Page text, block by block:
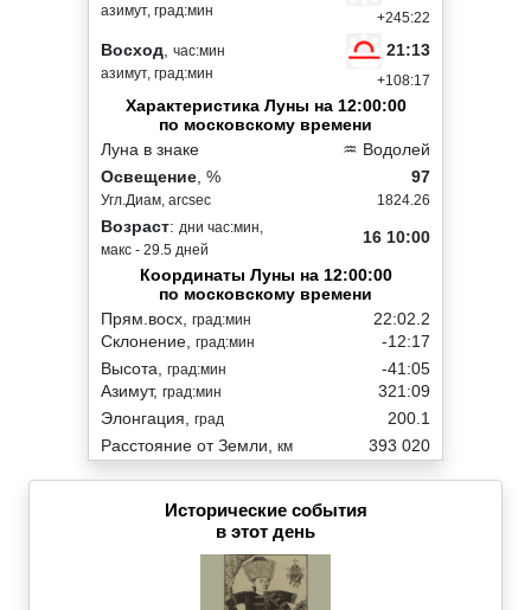
азимут, град:мин
+245:22
Восход час:мин
азимут, град:мин
21:13
+108:17
Характеристика Луны на 12:00:00
по московскому времени
Луна в знаке
♒ Водолей
Освещение , %
Угл.Диам, arcsec
97
1824.26
Возраст: дни час:мин,
макс - 29.5 дней
16 10:00
Координаты Луны на 12:00:00
по московскому времени
Прям.восх, град:мин
Склонение, град:мин
22:02.2
-12:17
Высота, град:мин
Азимут, град:мин
-41:05
321:09
Элонгация, град
200.1
Расстояние от Земли, км 393 020
Исторические события
в этот день